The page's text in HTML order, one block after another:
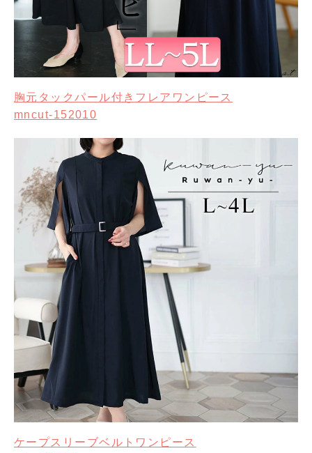
胸元タックパール付きフレアワンピース
mncut-152010
ケープスリーブベルトワンピース